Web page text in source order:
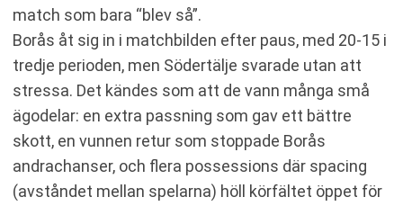
match som bara “blev så”.
Borås åt sig in i matchbilden efter paus, med 20-15 i
tredje perioden, men Södertälje svarade utan att
stressa. Det kändes som att de vann många små
ägodelar: en extra passning som gav ett bättre
skott, en vunnen retur som stoppade Borås
andrachanser, och flera possessions där spacing
(avståndet mellan spelarna) höll körfältet öppet för